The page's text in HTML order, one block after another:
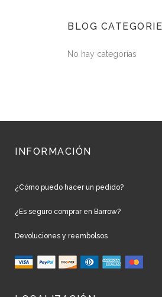
BLOG
No hay categorías
INFORMACIÓN
¿Cómo puedo hacer un pedido?
¿Es seguro comprar en Barrow?
Devoluciones y reembolsos